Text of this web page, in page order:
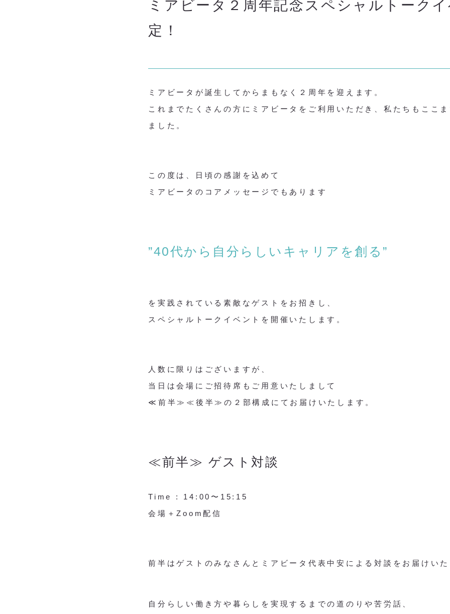
ミアビータ２周年記念スペシャルトーク
定！
ミアビータが誕生してからまもなく２周年を迎えます。
これまでたくさんの方にミアビータをご利用いただき、私たちもここ
ました。
この度は、日頃の感謝を込めて
ミアビータのコアメッセージでもあります
”40代から自分らしいキャリアを創る”
を実践されている素敵なゲストをお招きし、
スペシャルトークイベントを開催いたします。
人数に限りはございますが、
当日は会場にご招待席もご用意いたしまして
≪前半≫≪後半≫の２部構成にてお届けいたします。
≪前半≫ ゲスト対談
Time : 14:00〜15:15
会場＋Zoom配信
前半はゲストのみなさんとミアビータ代表中安による対談をお届けい
自分らしい働き方や暮らしを実現するまでの道のりや苦労話、